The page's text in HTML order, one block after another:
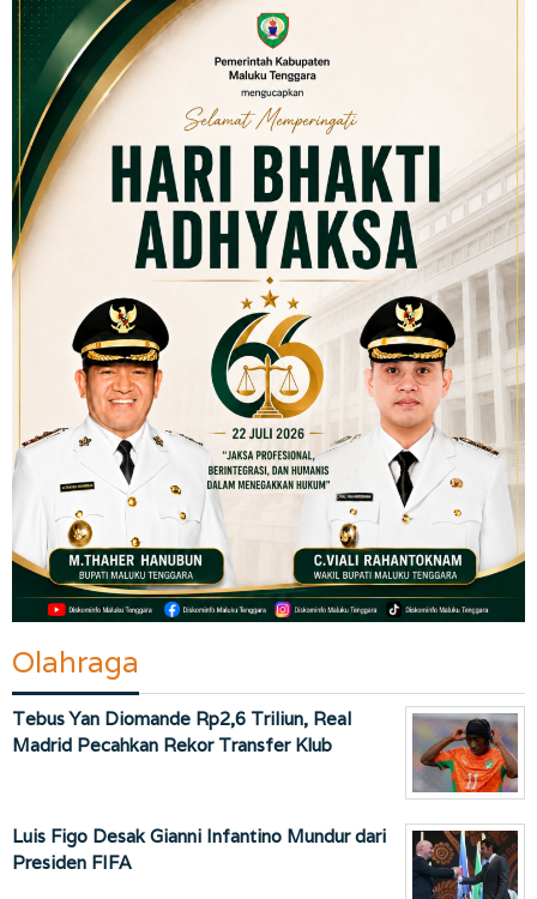
Olahraga
Tebus Yan Diomande Rp2,6 Triliun, Real
Madrid Pecahkan Rekor Transfer Klub
Luis Figo Desak Gianni Infantino Mundur dari
Presiden FIFA